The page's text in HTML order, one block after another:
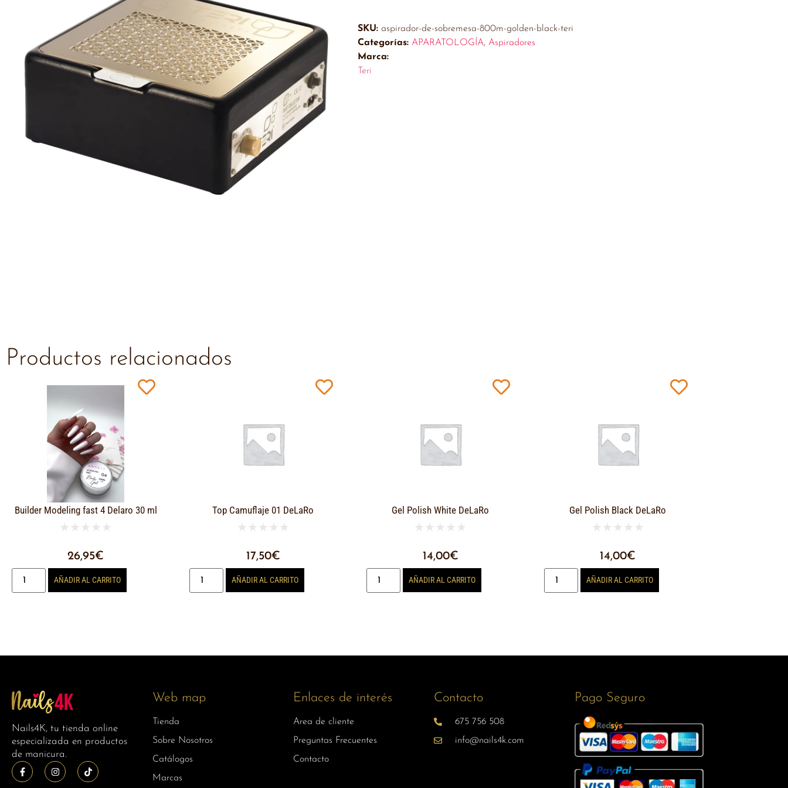
SKU: aspirador-de-sobremesa-800m-golden-black-teri
Categorías: APARATOLOGÍA, Aspiradores
Marca:
Teri
Productos relacionados
Builder Modeling fast 4 Delaro 30 ml
★ ★ ★ ★ ★
26,95€
AÑADIR AL CARRITO
Top Camuflaje 01 DeLaRo
★ ★ ★ ★ ★
17,50€
AÑADIR AL CARRITO
Gel Polish White DeLaRo
★ ★ ★ ★ ★
14,00€
AÑADIR AL CARRITO
Gel Polish Black DeLaRo
★ ★ ★ ★ ★
14,00€
AÑADIR AL CARRITO
Nails4K, tu tienda online
especializada en productos
de manicura.
Web map
Tienda
Sobre Nosotros
Catálogos
Marcas
Enlaces de interés
Area de cliente
Preguntas Frecuentes
Contacto
Contacto
675 756 508
info@nails4k.com
Pago Seguro